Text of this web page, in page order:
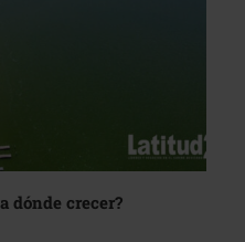
dónde crecer?